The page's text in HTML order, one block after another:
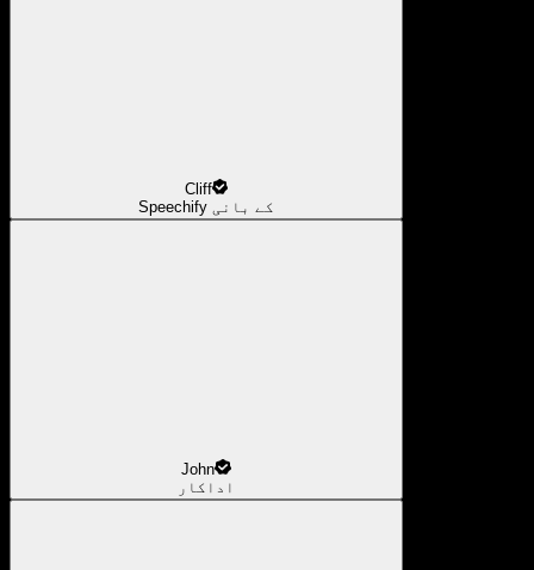
Cliff
Speechify کے بانی
John
اداکار